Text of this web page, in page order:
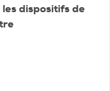
dispositifs de